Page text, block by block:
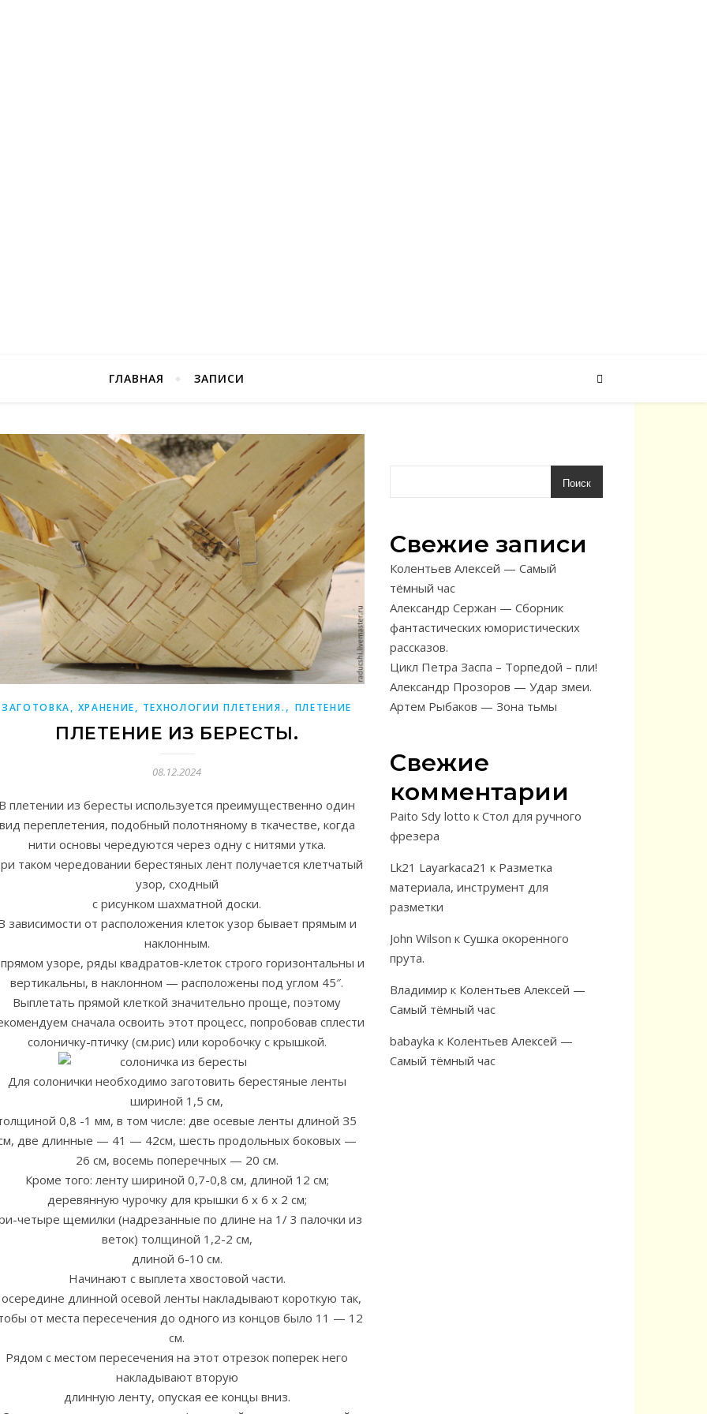
ГЛАВНАЯ ЗАПИСИ
ЗАГОТОВКА, ХРАНЕНИЕ, ТЕХНОЛОГИИ ПЛЕТЕНИЯ. , ПЛЕТЕНИЕ
ПЛЕТЕНИЕ ИЗ БЕРЕСТЫ.
08.12.2024
плетении из бересты используется преимущественно один
переплетения, подобный полотняному в ткачестве, когда
нити основы чередуются через одну с нитями утка.
таком чередовании берестяных лент получается клетчатый
узор, сходный
с рисунком шахматной доски.
зависимости от расположения клеток узор бывает прямым и
наклонным.
узоре, ряды квадратов-клеток строго горизонтальны и
вертикальны, в наклонном — расположены под углом 45″.
Выплетать прямой клеткой значительно проще, поэтому
сначала освоить этот процесс, попробовав сплести
солоничку-птичку (см.рис) или коробочку с крышкой.
Для солонички необходимо заготовить берестяные ленты
шириной 1,5 см,
0,8 -1 мм, в том числе: две осевые ленты длиной З5
две длинные — 41 — 42см, шесть продольных боковых —
26 см, восемь поперечных — 20 см.
Кроме того: ленту шириной 0,7-0,8 см, длиной 12 см;
деревянную чурочку для крышки 6 х 6 х 2 см;
четыре щемилки (надрезанные по длине на 1/ 3 палочки из
веток) толщиной 1,2-2 см,
длиной 6-10 см.
Начинают с выплета хвостовой части.
длинной осевой ленты накладывают короткую так,
от места пересечения до одного из концов было 11 — 12
см.
Рядом с местом пересечения на этот отрезок поперек него
накладывают вторую
длинную ленту, опуская ее концы вниз.
Поиск
Свежие записи
Колентьев Алексей — Самый
тёмный час
Александр Сержан — Сборник
фантастических юмористических
рассказов.
Цикл Петра Заспа – Торпедой – пли!
Александр Прозоров — Удар змеи.
Артем Рыбаков — Зона тьмы
Свежие
комментарии
Paito Sdy lotto к Стол для ручного
фрезера
Lk21 Layarkaca21 к Разметка
материала, инструмент для
разметки
John Wilson к Сушка окоренного
прута.
Владимир к Колентьев Алексей —
Самый тёмный час
babayka к Колентьев Алексей —
Самый тёмный час